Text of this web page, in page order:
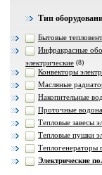
Тип
Бытовые
Инфракрасные
электрические (8)
Конвекторы
Масляные
Накопительные
Проточные
Тепловые завесы
Тепловые пушки
Теплогенераторы
Электрические